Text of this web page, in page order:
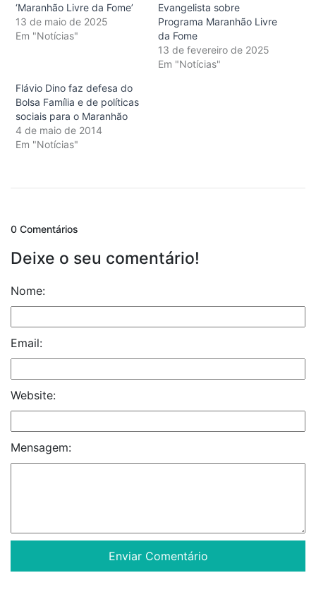
‘Maranhão Livre da Fome’
13 de maio de 2025
Em "Notícias"
Evangelista sobre
Programa Maranhão Livre
da Fome
13 de fevereiro de 2025
Em "Notícias"
Flávio Dino faz defesa do
Bolsa Família e de políticas
sociais para o Maranhão
4 de maio de 2014
Em "Notícias"
0 Comentários
Deixe o seu comentário!
Nome:
Email:
Website:
Mensagem: